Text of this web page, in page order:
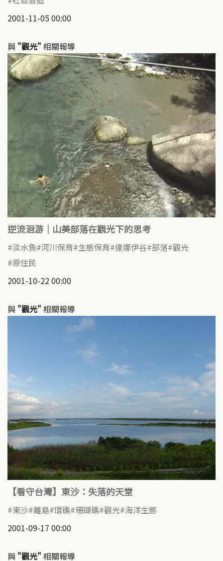
2001-11-05 00:00
與 "觀光" 相關報導
逆流洄游｜山美部落在觀光下的思考
淡水魚 河川保育 生態保育 達娜伊谷 部落 觀光
原住民
2001-10-22 00:00
與 "觀光" 相關報導
【看守台灣】東沙：失落的天堂
東沙 離島 環礁 珊瑚礁 觀光 海洋生態
2001-09-17 00:00
與 "觀光" 相關報導